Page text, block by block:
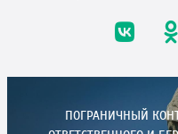
ПОГРАНИЧНЫЙ